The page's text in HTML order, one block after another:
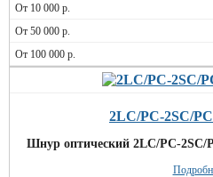
2LC/PC-2SC/
Шнур оптический 2LC/PC-2SC/